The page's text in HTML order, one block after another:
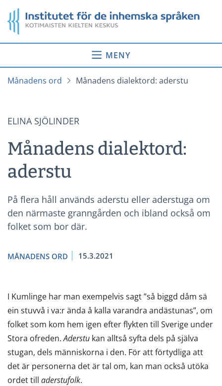
till
innehåll
Startsida
MENY
Månadens ord Månadens dialektord: aderstu
ELINA SJÖLINDER
Månadens dialektord:
aderstu
På flera håll används aderstu eller aderstuga om
den närmaste granngården och ibland också om
folket som bor där.
MÅNADENS ORD 15.3.2021
I Kumlinge har man exempelvis sagt ”så biggd dåm sä
ein stuvvå i va:r ända å kalla varandra andästunas”, om
folket som kom hem igen efter flykten till Sverige under
Stora ofreden.Aderstu kan alltså syfta dels på själva
stugan, dels människorna i den. För att förtydliga att
det är personerna det är tal om, kan man också utöka
ordet till aderstufolk.